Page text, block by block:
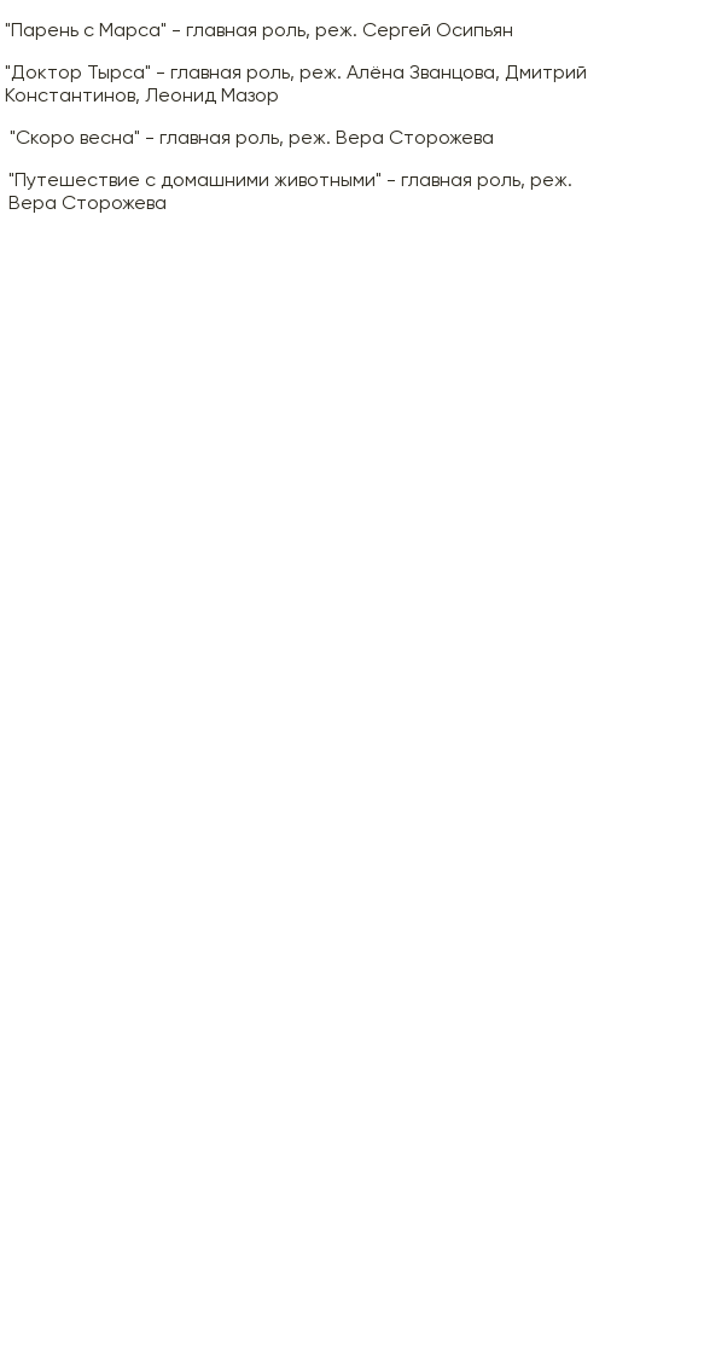
"Парень с Марса" - главная роль, реж. Сергей Осипьян
"Доктор Тырса" - главная роль, реж. Алёна Званцова, Дмитрий
Константинов, Леонид Мазор
"Скоро весна" - главная роль, реж. Вера Сторожева
"Путешествие с домашними животными" - главная роль, реж.
Вера Сторожева